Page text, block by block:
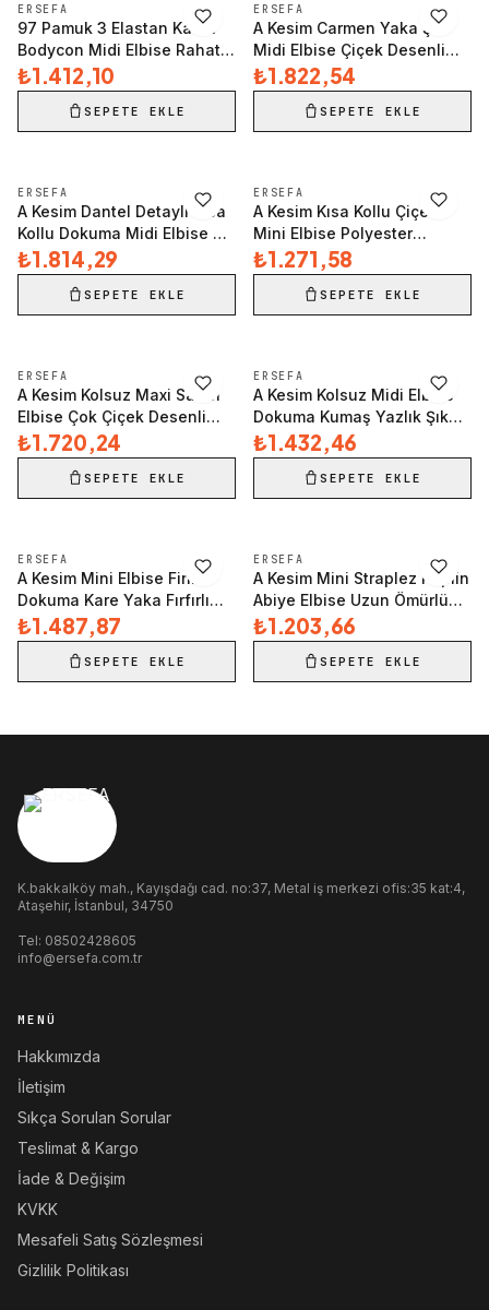
ERSEFA
97 Pamuk 3 Elastan Kadın
Bodycon Midi Elbise Rahat
Esnek Örme Kumaş Şık
Görünüm Konforlu Kesim
₺1.412,10
SEPETE EKLE
ERSEFA
A Kesim Carmen Yaka Şık
Midi Elbise Çiçek Desenli
Shally Dokuma Mükemmel
Uyum Uzun Ömürlü
₺1.822,54
SEPETE EKLE
ERSEFA
A Kesim Dantel Detaylı Kısa
Kollu Dokuma Midi Elbise 95
Polyester 5 Elastan Özenle
Seçilmiş
₺1.814,29
SEPETE EKLE
ERSEFA
A Kesim Kısa Kollu Çiçekli
Mini Elbise Polyester
Dokuma Yazlık Zarifane
Tasarım Zarifane Tasarım
₺1.271,58
SEPETE EKLE
ERSEFA
A Kesim Kolsuz Maxi Saten
Elbise Çok Çiçek Desenli
Yazlık ve Şık Premium Kalite
₺1.720,24
SEPETE EKLE
ERSEFA
A Kesim Kolsuz Midi Elbise
Dokuma Kumaş Yazlık Şık
Modern Stil Görünüm
₺1.432,46
SEPETE EKLE
ERSEFA
A Kesim Mini Elbise Finike
Dokuma Kare Yaka Fırfırlı
Detaylar Mükemmel Uyum
Özenle Seçilmiş
₺1.487,87
SEPETE EKLE
ERSEFA
A Kesim Mini Straplez Poplin
Abiye Elbise Uzun Ömürlü
Profesyonel Görünüm
Seçkin Malzeme
₺1.203,66
SEPETE EKLE
K.bakkalköy mah., Kayışdağı cad. no:37, Metal iş merkezi ofis:35 kat:4,
Ataşehir, İstanbul, 34750
Tel: 08502428605
info@ersefa.com.tr
MENÜ
Hakkımızda
İletişim
Sıkça Sorulan Sorular
Teslimat & Kargo
İade & Değişim
KVKK
Mesafeli Satış Sözleşmesi
Gizlilik Politikası